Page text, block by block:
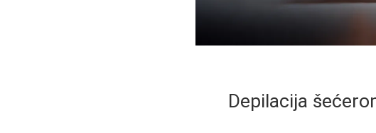
Depilacija